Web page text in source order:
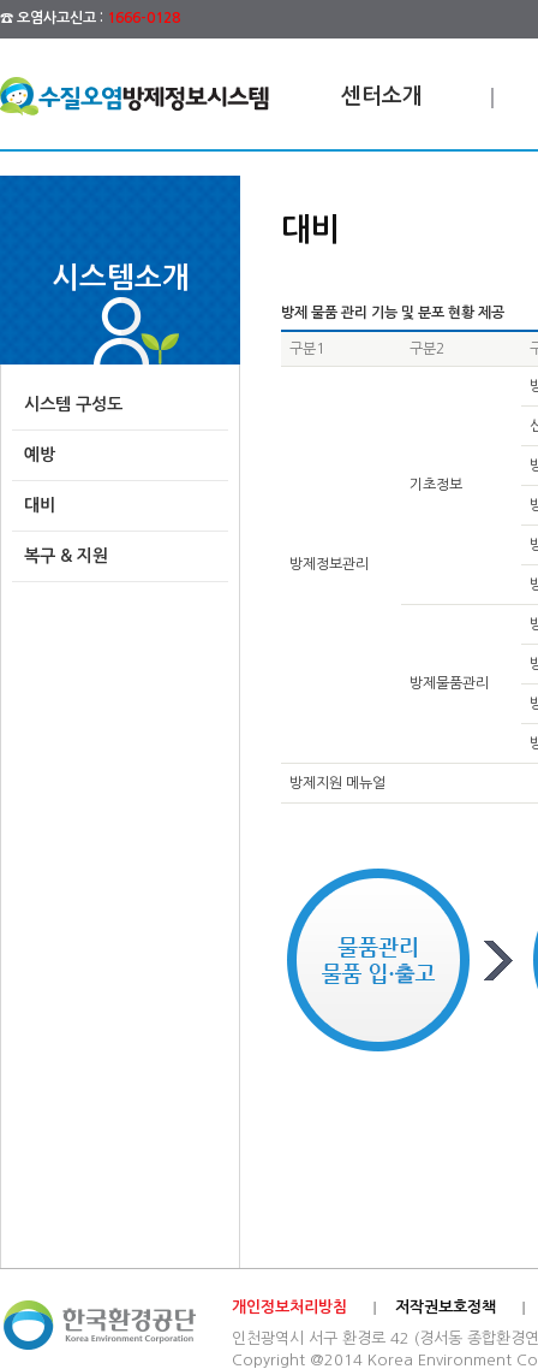
☎ 오염사고신고 : 1666-0128
센터소개
시스템소개
시스템 구성도
예방
대비
복구 & 지원
대비
방제 물품 관리 기능 및 분포 현황 제공
구분1 구분2
방제정보관리
기초정보
방제물품관리
방제지원 메뉴얼
개인정보처리방침
저작권보호정책
인천광역시 서구 환경로 42 (경서동 종합
Copyright @2014 Korea Environment